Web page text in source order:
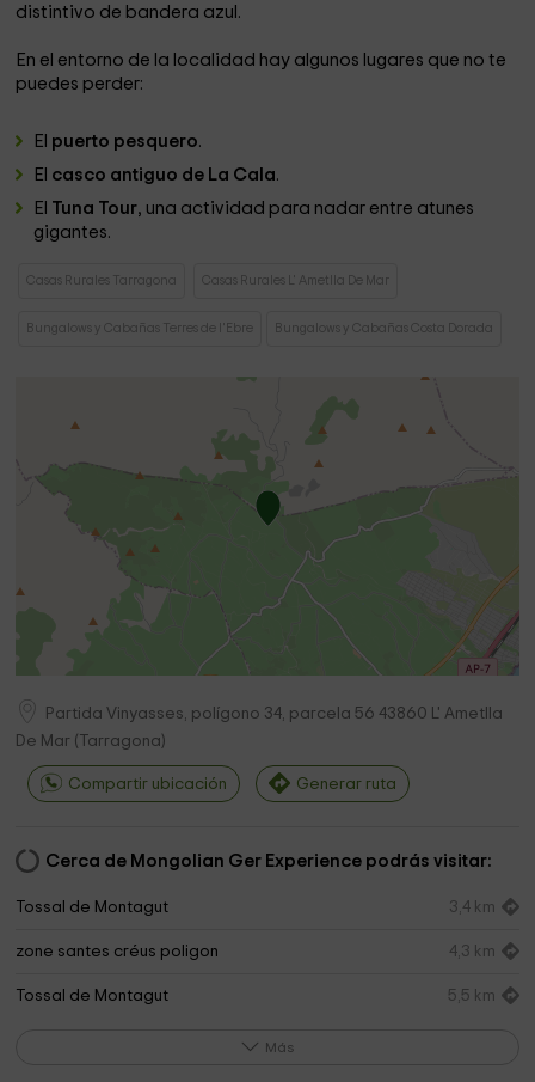
distintivo de bandera azul.
En el entorno de la localidad hay algunos lugares que no te
puedes perder:
El puerto pesquero.
El casco antiguo de La Cala.
El Tuna Tour, una actividad para nadar entre atunes
gigantes.
Casas Rurales Tarragona Casas Rurales L' Ametlla De Mar
Bungalows y Cabañas Terres de l'Ebre Bungalows y Cabañas Costa Dorada
Partida Vinyasses, polígono 34, parcela 56 43860 L' Ametlla
De Mar ( Tarragona)
Compartir ubicación Generar ruta
Cerca de Mongolian Ger Experience podrás visitar:
Tossal de Montagut 3,4 km
zone santes créus poligon 4,3 km
Tossal de Montagut 5,5 km
Más